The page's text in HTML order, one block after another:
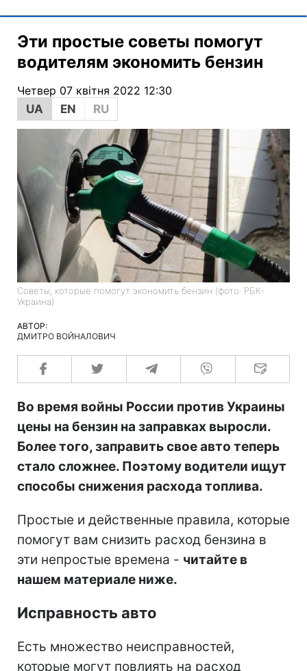
Эти простые советы помогут
водителям экономить бензин
Четвер 07 квітня 2022 12:30
UA
EN RU
Советы, которые помогут экономить бензин (фото: РБК-
Украина)
АВТОР:
ДМИТРО ВОЙНАЛОВИЧ
Во время войны России против Украины
цены на бензин на заправках выросли.
Более того, заправить свое авто теперь
стало сложнее. Поэтому водители ищут
способы снижения расхода топлива.
Простые и действенные правила, которые
помогут вам снизить расход бензина в
эти непростые времена - читайте в
нашем материале ниже.
Исправность авто
Есть множество неисправностей,
которые могут повлиять на расход